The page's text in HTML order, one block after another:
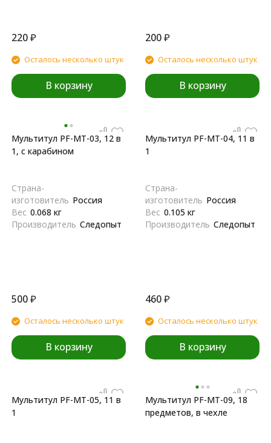
220₽
Осталось несколько штук
В корзину
200₽
Осталось несколько штук
В корзину
Мультитул PF-MT-03, 12 в
1, с карабином
Страна-
изготовитель Россия
Вес 0.068 кг
Производитель Следопыт
500₽
Осталось несколько штук
В корзину
Мультитул PF-MT-04, 11 в
1
Страна-
изготовитель Россия
Вес 0.105 кг
Производитель Следопыт
460₽
Осталось несколько штук
В корзину
Мультитул PF-MT-05, 11 в
1
Мультитул PF-MT-09, 18
предметов, в чехле